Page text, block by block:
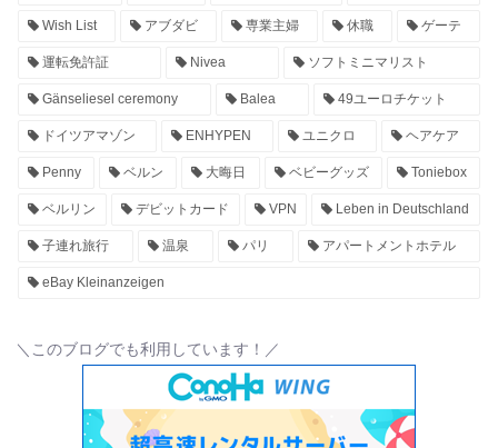
Wish List アブダビ 専業主婦 休職 ゲーテ
運転免許証 Nivea ソフトミニマリスト
Gänseliesel ceremony Balea 49ユーロチケット
ドイツアマゾン ENHYPEN ユニクロ ヘアケア
Penny ベルン 大晦日 ベビーグッズ Toniebox
ベルリン デビットカード VPN Leben in Deutschland
子連れ旅行 温泉 パリ アパートメントホテル
eBay Kleinanzeigen
＼このブログでも利用しています！／